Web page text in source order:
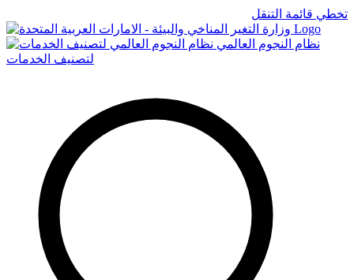
تخطي قائمة التنقل
Logo
نظام النجوم العالمي
لتصنيف الخدمات